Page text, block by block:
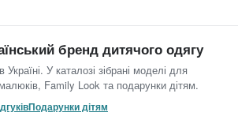
бренд дитячого одягу
У каталозі зібрані моделі для
малюків, Family Look та подарунки дітям.
Подарунки дітям